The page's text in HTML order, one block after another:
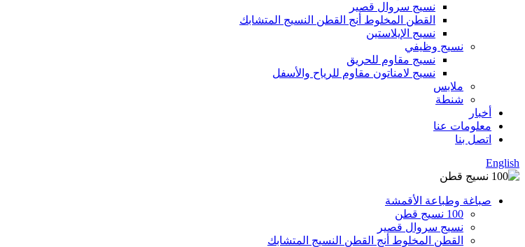
نسيج سروال قصير
القطن المخلوط أنج القطن النسيج المتشابك
نسيج الإيلاستين
نسيج وظيفي
نسيج مقاوم للحريق
نسيج لامناتون مقاوم للرياح والأسفل
ملابس
شنطة
أخبار
معلومات عنا
اتصل بنا
English
صباغة وطباعة الأقمشة
100 نسيج قطن
نسيج سروال قصير
القطن المخلوط أنج القطن النسيج المتشابك